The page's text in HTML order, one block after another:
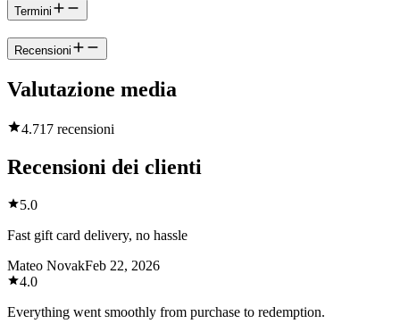
Termini
Recensioni
Valutazione media
4.717 recensioni
Recensioni dei clienti
5.0
Fast gift card delivery, no hassle
Mateo NovakFeb 22, 2026
4.0
Everything went smoothly from purchase to redemption.